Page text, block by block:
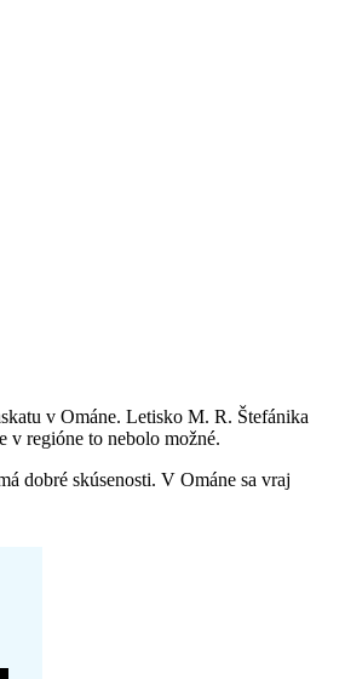
v Ománe. Letisko M. R. Štefánika
v regióne to nebolo možné.
dobré skúsenosti. V Ománe sa vraj